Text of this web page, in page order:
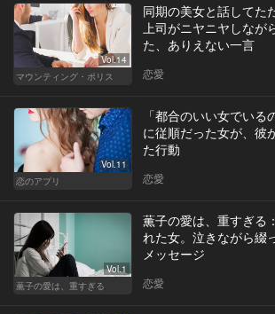
Vol.14
マウンティング・ポリス
同期の美女と話して
上司がニヤニヤしなが
た、ありえない一言
恋愛
Vol.11
恋のアプリ
「都合のいい女でいる
に従順だった女が、彼
た行動
恋愛
Vol.1
薫子の愛は、重すぎる
薫子の愛は、重すぎる
れた女。泣きながら綴
メッセージ
恋愛